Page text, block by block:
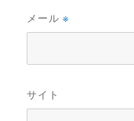
メール※
サイト